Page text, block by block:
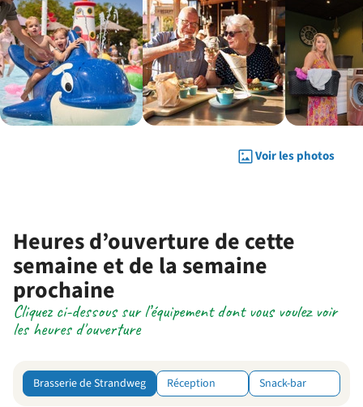
Voir les photos
Heures d’ouverture de cette
semaine et de la semaine
prochaine
Cliquez ci-dessous sur l’équipement dont vous voulez voir
les heures d'ouverture
Brasserie de Strandweg Réception Snack-bar